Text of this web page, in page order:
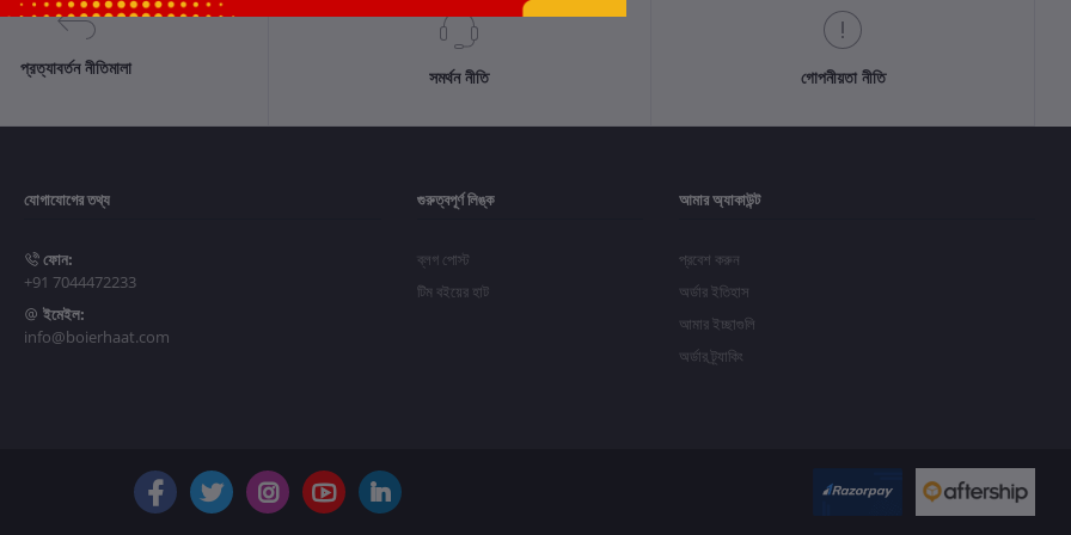
প্রত্যাবর্তন নীতিমালা সমর্থন নীতি গোপনীয়তা নীতি
যোগাযোগের তথ্য
ফোন:
+91 7044472233
ইমেইল:
info@boierhaat.com
গুরুত্বপূর্ণ লিঙ্ক
ব্লগ পোস্ট
টিম বইয়ের হাট
আমার অ্যাকাউন্ট
প্রবেশ করুন
অর্ডার ইতিহাস
আমার ইচ্ছাগুলি
অর্ডার ট্র্যাকিং